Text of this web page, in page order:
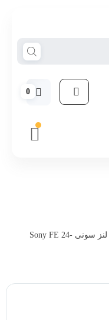
0
/ لنز سونی Sony FE 24-